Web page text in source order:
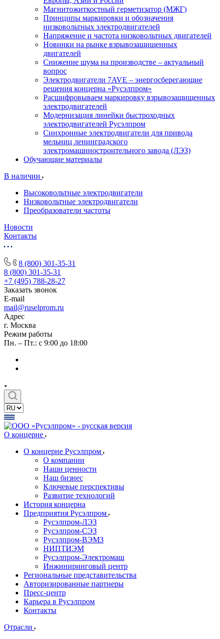
Магнитожиткостный герметизатор (МЖГ)
Принципы маркировки и обозначения
низковольтных электродвигателей
Напряжение и частота низковольтных двигателей
Новинки на рынке взрывозащищенных
двигателей
Снижение шума на производстве – актуальный
вопрос
Электродвигатели 7AVE – энергосберегающие
решения концерна «Русэлпром»
Расшифровываем маркировку взрывозащищенных
электродвигателей
Модернизация линейки быстроходных
электродвигателей Русэлпром
Синхронные электродвигатели для привода
мельниц ленинградского
электромашиностроительного завода (ЛЭЗ)
Обучающие материалы
В наличии
Высоковольтные электродвигатели
Низковольтные электродвигатели
Преобразователи частоты
Новости
Контакты
8 (800) 301-35-31
8 (800) 301-35-31
+7 (495) 788-28-27
Заказать звонок
E-mail
mail@ruselprom.ru
Адрес
г. Москва
Режим работы
Пн. – Пт.: с 9:00 до 18:00
О концерне
О концерне Русэлпром
О компании
Наши ценности
Наш бизнес
Ключевые перспективы
Развитие технологий
История концерна
Предприятия Русэлпром
Русэлпром-ЛЭЗ
Русэлпром-СЭЗ
Русэлпром-ВЭМЗ
НИПТИЭМ
Русэлпром-Электромаш
Инжиниринговый центр
Региональные представительства
Авторизированные партнеры
Пресс-центр
Карьера в Русэлпром
Контакты
Отрасли